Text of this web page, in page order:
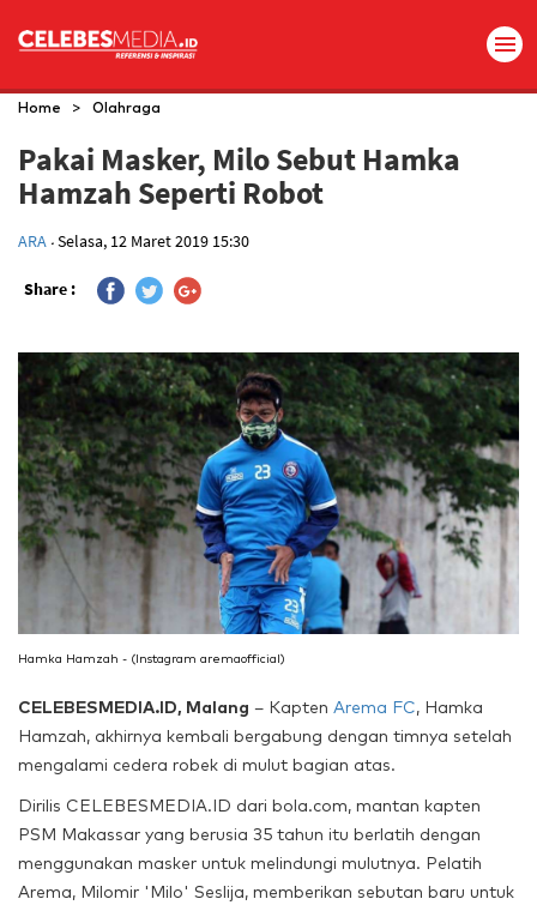
Home > Olahraga
Pakai Masker, Milo Sebut Hamka
Hamzah Seperti Robot
ARA .Selasa, 12 Maret 2019 15:30
Share :
Hamka Hamzah - (Instagram aremaofficial)
CELEBESMEDIA.ID, Malang – Kapten Arema FC, Hamka
Hamzah, akhirnya kembali bergabung dengan timnya setelah
mengalami cedera robek di mulut bagian atas.
Dirilis CELEBESMEDIA.ID dari bola.com, mantan kapten
PSM Makassar yang berusia 35 tahun itu berlatih dengan
menggunakan masker untuk melindungi mulutnya. Pelatih
Arema, Milomir 'Milo' Seslija, memberikan sebutan baru untuk